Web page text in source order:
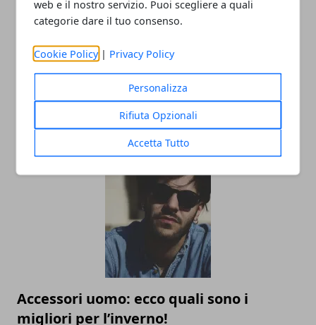
web e il nostro servizio. Puoi scegliere a quali
categorie dare il tuo consenso.
Cookie Policy | Privacy Policy
Personalizza
Rifiuta Opzionali
Accetta Tutto
L’universo Harry Potter: libri, film,
mostre e serie TV, tutte le versioni del
mondo fantasy più noto al mondo
Accessori uomo: ecco quali sono i
migliori per l’inverno!